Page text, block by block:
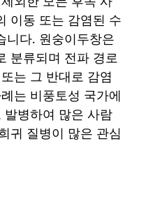
이동 또는 감염된 수
니다. 원숭이두창은
분류되며 전파 경로
는 그 반대로 감염
는 비풍토성 국가에
병하여 많은 사람
귀 질병이 많은 관심